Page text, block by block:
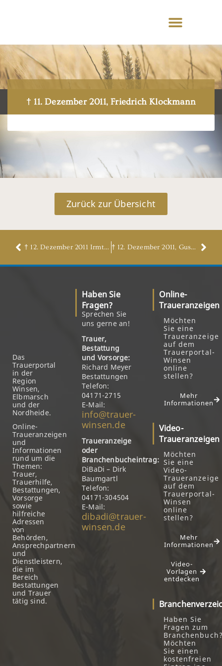
† 11. Dezember 2011, Friedrich Klockmann
Zurück zur Übersicht
† 12. Dezember 2011 Irmtraud Frank, geb. Hantelmann † 12. Dezember 2011, Gustav Garbers
Das
Trauerportal
in der
Region
Winsen,
Elbmarsch
und der
Nordheide.
Online-
Traueranzeigen
und
Informationen
rund um die
Themen:
Trauer,
Trauerhilfe,
Bestattungen,
Vorsorge
sowie
hilfreiche
Adressen
von
Behörden,
Ansprechpartnern
und
Dienstleistern,
die im
Bereich
Bestattungen
und Trauer
tätig sind.
Haben Sie
Fragen?
Sprechen Sie
uns gerne an!
Trauer,
Bestattung
und Vorsorge:
Richard Meyer
Bestattungen
Telefon:
04171-2715
E-Mail:
info@trauer-
winsen.de
Traueranzeige
oder
Branchenbucheintrag:
DiBaDi – Dirk
Baumgartl
Telefon:
04171-304504
E-Mail:
dibadi@trauer-
winsen.de
Online-
Traueranzeigen
Möchten
Sie eine
Traueranzeige
auf dem
Trauerportal-
Winsen
online
stellen?
Mehr
Informationen
Video-
Traueranzeigen
Möchten
Sie eine
Video-
Traueranzeige
auf dem
Trauerportal-
Winsen
online
stellen?
Mehr
Informationen
Video-
Vorlagen
entdecken
Haben Sie
Fragen zum
Möchten
Sie einen
kostenfreien